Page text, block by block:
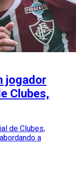
jogador
Clubes,
de Clubes,
a